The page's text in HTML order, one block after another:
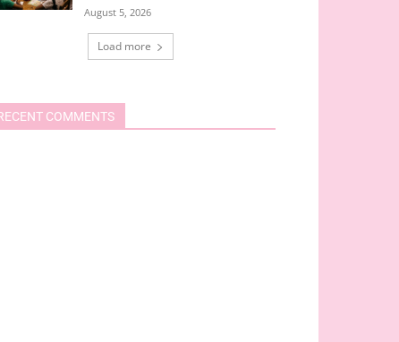
August 5, 2026
Load more
COMMENTS